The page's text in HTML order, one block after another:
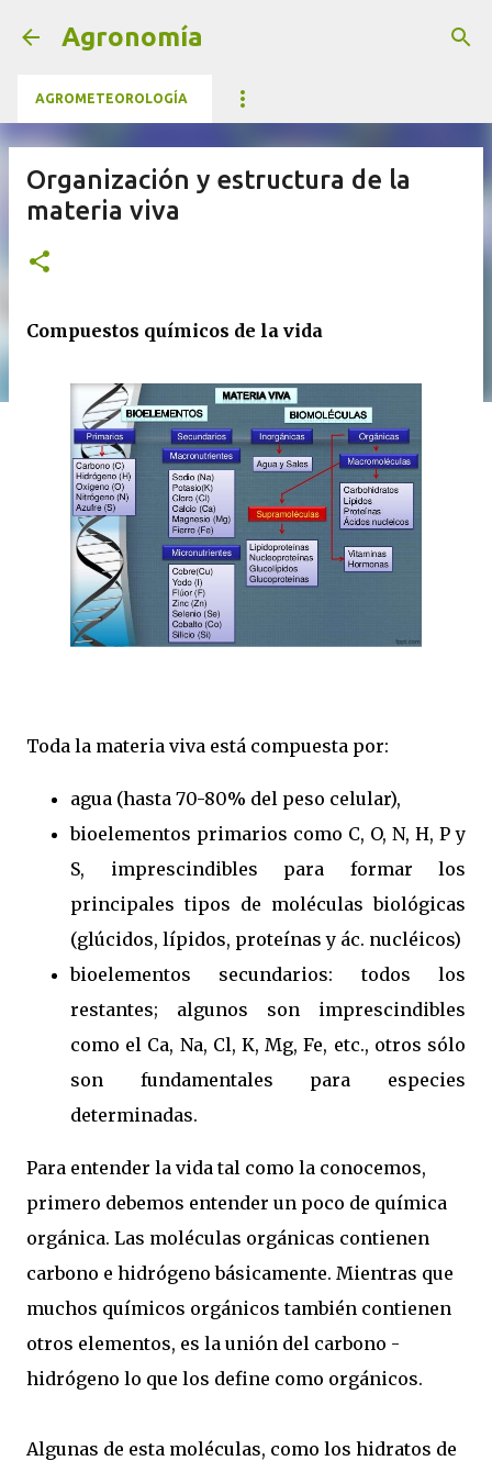
Ir al contenido principal
Agronomía
AGROMETEOROLOGÍA
Organización y estructura de la
materia viva
Compuestos químicos de la vida
Toda la materia viva está compuesta por:
agua (hasta 70-80% del peso celular),
bioelementos primarios como C, O, N, H, P y
S, imprescindibles para formar los
principales tipos de moléculas biológicas
(glúcidos, lípidos, proteínas y ác. nucléicos)
bioelementos secundarios: todos los
restantes; algunos son imprescindibles
como el Ca, Na, Cl, K, Mg, Fe, etc., otros sólo
son fundamentales para especies
determinadas.
Para entender la vida tal como la conocemos,
primero debemos entender un poco de química
orgánica. Las moléculas orgánicas contienen
carbono e hidrógeno básicamente. Mientras que
muchos químicos orgánicos también contienen
otros elementos, es la unión del carbono -
hidrógeno lo que los define como orgánicos.
Algunas de esta moléculas, como los hidratos de